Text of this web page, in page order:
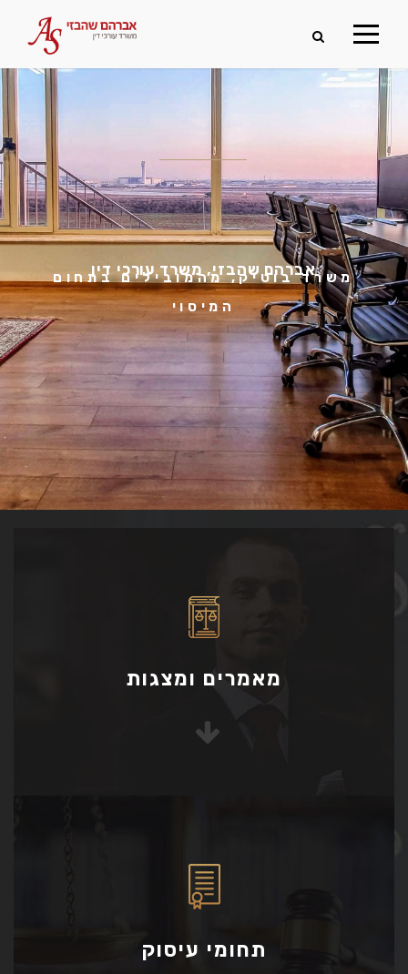
אברהם שהבזי, משרד עורכי דין
משרד בוטיק, מהמובילים בתחום
המיסוי
מאמרים ומצגות
תחומי עיסוק